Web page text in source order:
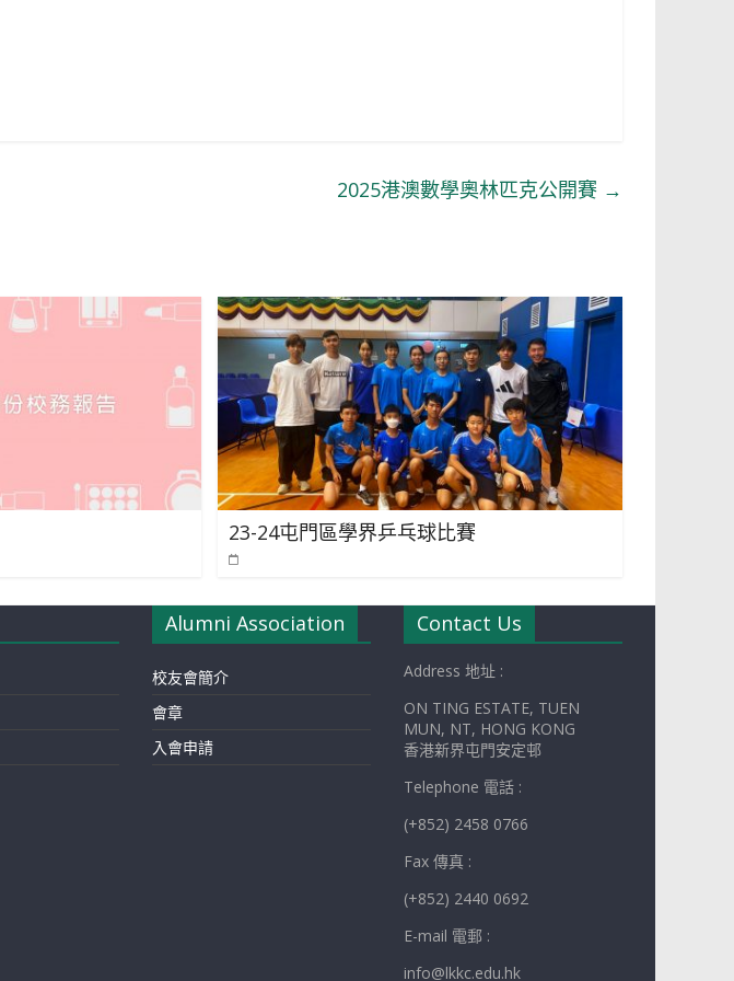
2025港澳數學奧林匹克公開賽 →
23-24屯門區學界乒乓球比賽
Alumni Association
校友會簡介
會章
入會申請
Contact Us
Address 地址 :
ON TING ESTATE, TUEN
MUN, NT, HONG KONG
香港新界屯門安定邨
Telephone 電話 :
(+852) 2458 0766
Fax 傳真 :
(+852) 2440 0692
E-mail 電郵 :
info@lkkc.edu.hk